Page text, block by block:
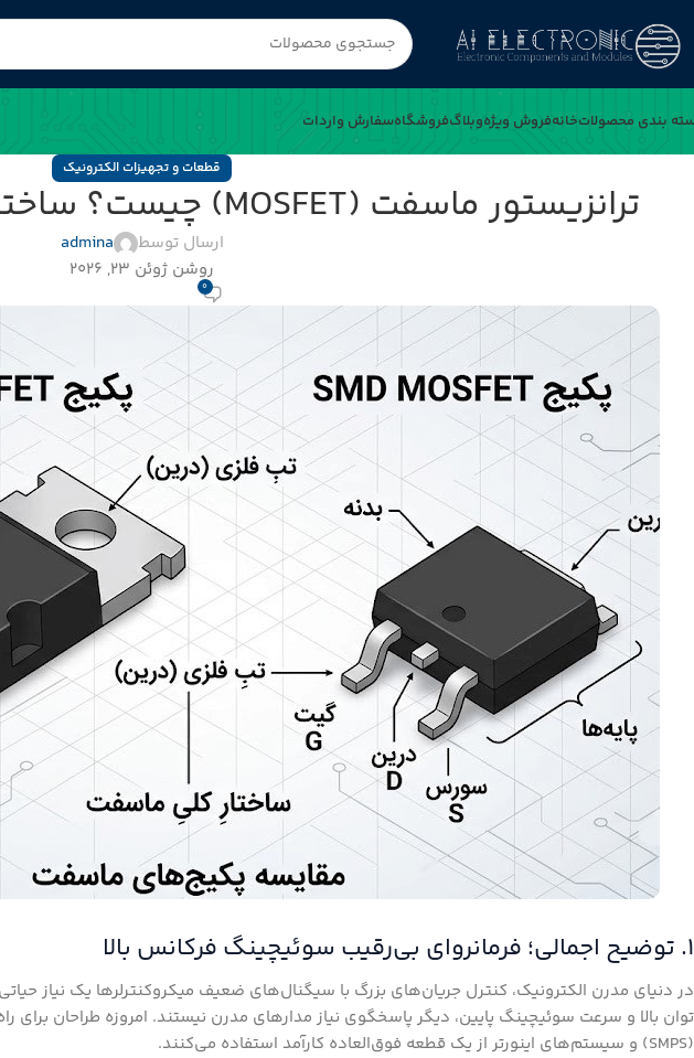
بندی محصولاتخانهفروش ویژهوبلاگفروشگاهسفارش واردات
قطعات و تجهیزات الکترونیک
ترانزیستور ماسفت (MOSFET) چیست؟ ساختار و کاربرد در سوئیچینگ
ارسال توسط
admina
روشن ژوئن 23, 2026
0
۱. توضیح اجمالی؛ فرمانروای بی‌رقیب سوئیچینگ فرکانس بالا
توان بالا و سرعت سوئیچینگ پایین، دیگر پاسخگوی نیاز مدارهای مدرن نیستند. امروزه طراحان
(SMPS) و سیستم‌های اینورتر از یک قطعه فوق‌العاده کارآمد استفاده می‌کنند.